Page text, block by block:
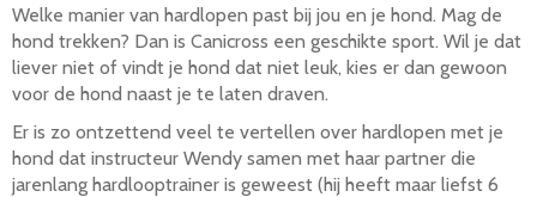
Welke manier van hardlopen past bij jou en je hond. Mag de
hond trekken? Dan is Canicross een geschikte sport. Wil je dat
liever niet of vindt je hond dat niet leuk, kies er dan gewoon
voor de hond naast je te laten draven.
Er is zo ontzettend veel te vertellen over hardlopen met je
hond dat instructeur Wendy samen met haar partner die
jarenlang hardlooptrainer is geweest (hij heeft maar liefst 6